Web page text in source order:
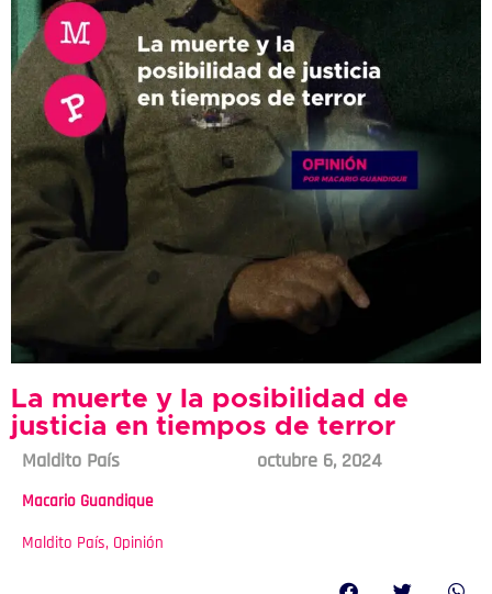
La muerte y la posibilidad de
justicia en tiempos de terror
Maldito País octubre 6, 2024
Macario Guandique
Maldito País, Opinión